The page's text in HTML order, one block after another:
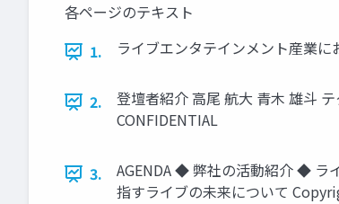
各ページのテキスト
1.
ライブエンタテインメント産業
2.
登壇者紹介 高尾 航大 青木 雄斗
CONFIDENTIAL
3.
AGENDA ◆ 弊社の活動紹介 ◆ ラ
指すライブの未来について